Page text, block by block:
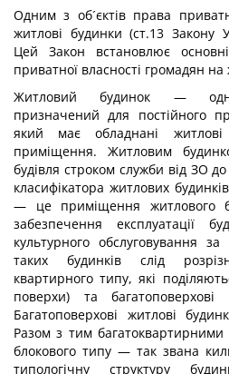
Одним з об´єктів права
житлові будинки (ст.13 Закону
Цей Закон встановлює
приватної власності громадян
Житловий будинок —
призначений для постійного
який має обладнані
приміщення. Житловим
будівля строком служби від ЗО
класифікатора житлових
— це приміщення житлового
забезпечення експлуатації
культурного обслуговування
таких будинків слід
квартирного типу, які
поверхи) та
Багатоповерхові житлові
Разом з тим багатоквартирними
блокового типу — так звана
типологічну структуру